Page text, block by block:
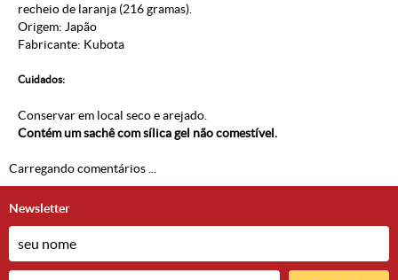
recheio de laranja (216 gramas).
Origem: Japão
Fabricante: Kubota
Cuidados:
Conservar em local seco e arejado.
Contém um sachê com sílica gel não comestível.
Carregando comentários ...
Newsletter